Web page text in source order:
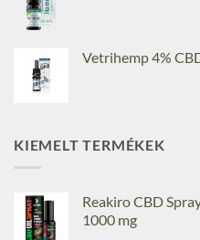
Vetrihemp 4%
KIEMELT TERMÉKEK
Reakiro CBD
1000 mg